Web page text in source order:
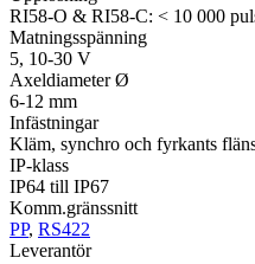
RI58-O & RI58-C: < 10 000
Matningsspänning
5, 10-30 V
Axeldiameter Ø
6-12 mm
Infästningar
Kläm, synchro och fyrkants
IP-klass
IP64 till IP67
Komm.gränssnitt
PP, RS422
Leverantör